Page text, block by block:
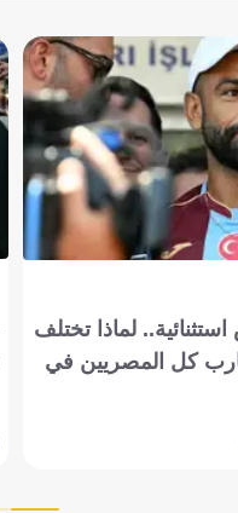
لماذا تختلف
كل المصريين في